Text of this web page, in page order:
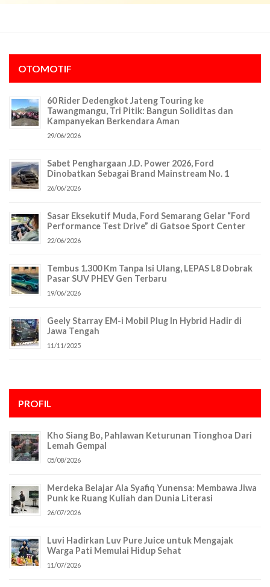
OTOMOTIF
60 Rider Dedengkot Jateng Touring ke
Tawangmangu, Tri Pitik: Bangun Soliditas dan
Kampanyekan Berkendara Aman
29/06/2026
Sabet Penghargaan J.D. Power 2026, Ford
Dinobatkan Sebagai Brand Mainstream No. 1
26/06/2026
Sasar Eksekutif Muda, Ford Semarang Gelar “Ford
Performance Test Drive” di Gatsoe Sport Center
22/06/2026
Tembus 1.300 Km Tanpa Isi Ulang, LEPAS L8 Dobrak
Pasar SUV PHEV Gen Terbaru
19/06/2026
Geely Starray EM-i Mobil Plug In Hybrid Hadir di
Jawa Tengah
11/11/2025
PROFIL
Kho Siang Bo, Pahlawan Keturunan Tionghoa Dari
Lemah Gempal
05/08/2026
Merdeka Belajar Ala Syafiq Yunensa: Membawa Jiwa
Punk ke Ruang Kuliah dan Dunia Literasi
26/07/2026
Luvi Hadirkan Luv Pure Juice untuk Mengajak
Warga Pati Memulai Hidup Sehat
11/07/2026